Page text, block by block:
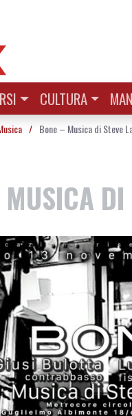
CULTURA
/ Bone – Musica di Steve
DI